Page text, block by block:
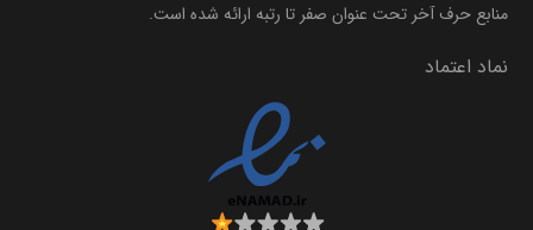
منابع حرف آخر تحت عنوان صفر تا رتبه ارائه شده است.
نماد اعتماد